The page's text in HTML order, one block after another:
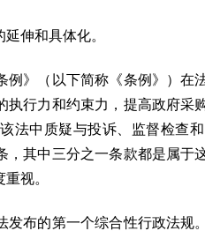
伸和具体化。
》（以下简称《条例》）在
执行力和约束力，提高政府采
法中质疑与投诉、监督检查
，其中三分之一条款都是属于
视。
布的第一个综合性行政法规